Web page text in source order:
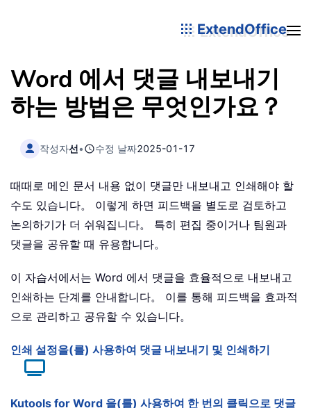
ExtendOffice
Word 에서 댓글 내보내기
하는 방법은 무엇인가요？
작성자선• 수정 날짜2025-01-17
때때로 메인 문서 내용 없이 댓글만 내보내고 인쇄해야 할
수도 있습니다。 이렇게 하면 피드백을 별도로 검토하고
논의하기가 더 쉬워집니다。 특히 편집 중이거나 팀원과
댓글을 공유할 때 유용합니다。
이 자습서에서는 Word 에서 댓글을 효율적으로 내보내고
인쇄하는 단계를 안내합니다。 이를 통해 피드백을 효과적
으로 관리하고 공유할 수 있습니다。
인쇄 설정을(를) 사용하여 댓글 내보내기 및 인쇄하기
Kutools for Word 을(를) 사용하여 한 번의 클릭으로 댓글